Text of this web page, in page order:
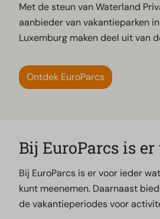
Met de steun van Waterland
aanbieder van vakantieparken
Luxemburg maken deel uit van
Ontdek EuroParcs
Bij EuroParcs is
Bij EuroParcs is er voor ieder
kunt meenemen. Daarnaast
de vakantieperiodes voor